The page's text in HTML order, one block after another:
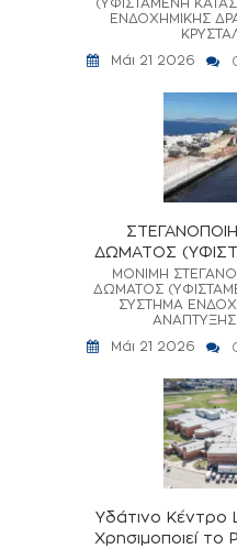
(ΥΦΙΣΤΑΜΕΝΗ
ΕΝΔΟΧΗΜΙΚΗΣ
Μάι 21 2026
ΔΩΜΑΤΟΣ
ΜΟΝΙΜΗ
ΔΩΜΑΤΟΣ
ΣΥΣΤΗΜΑ
ΑΝΑΠΤΥΞΗΣ
Μάι 21 2026
Υδάτινο Κέντρο
Χρησιμοποιεί το